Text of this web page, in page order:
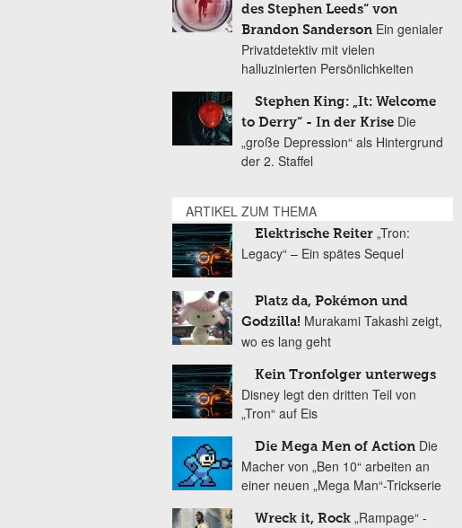
des Stephen Leeds“ von
Brandon Sanderson Ein genialer
Privatdetektiv mit vielen
halluzinierten Persönlichkeiten
Stephen King: „It: Welcome
to Derry“ - In der Krise Die
„große Depression“ als Hintergrund
der 2. Staffel
ARTIKEL ZUM THEMA
Elektrische Reiter „Tron:
Legacy“ – Ein spätes Sequel
Platz da, Pokémon und
Godzilla! Murakami Takashi zeigt,
wo es lang geht
Kein Tronfolger unterwegs
Disney legt den dritten Teil von
„Tron“ auf Eis
Die Mega Men of Action Die
Macher von „Ben 10“ arbeiten an
einer neuen „Mega Man“-Trickserie
Wreck it, Rock „Rampage“ -